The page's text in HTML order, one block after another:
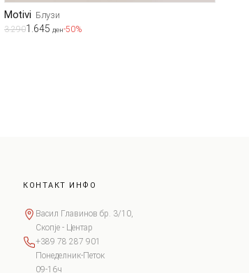
Motivi Блузи
3.2901.645 ден-50%
КОНТАКТ ИНФО
Васил Главинов бр. 3/10,
Скопје - Центар
+389 78 287 901
Понеделник-Петок
09-16ч